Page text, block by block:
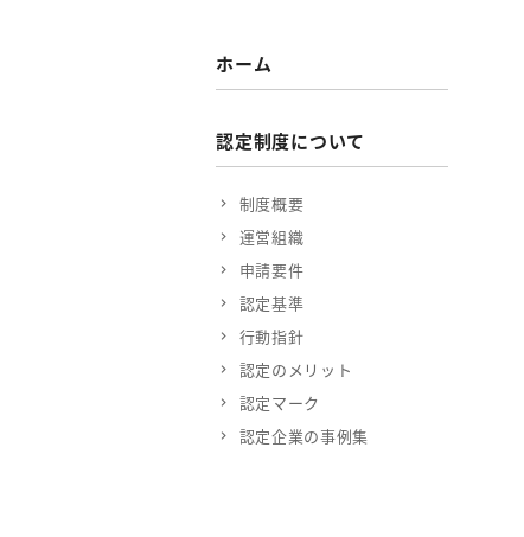
ホーム
認定制度について
制度概要
運営組織
申請要件
認定基準
行動指針
認定のメリット
認定マーク
認定企業の事例集